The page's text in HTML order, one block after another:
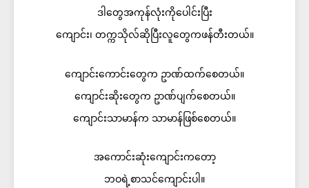
ဒါတွေအကုန်လုံးကိုပေါင်းပြီး
ကျောင်း၊ တက္ကသိုလ်ဆိုပြီးလူတွေကဖန်တီးတယ်။
ကျောင်းကောင်းတွေက ဥာဏ်ထက်စေတယ်။
ကျောင်းဆိုးတွေက ဥာဏ်ပျက်စေတယ်။
ကျောင်းသာမာန်က သာမာန်ဖြစ်စေတယ်။
အကောင်းဆုံးကျောင်းကတော့
ဘဝရဲ့စာသင်ကျောင်းပါ။